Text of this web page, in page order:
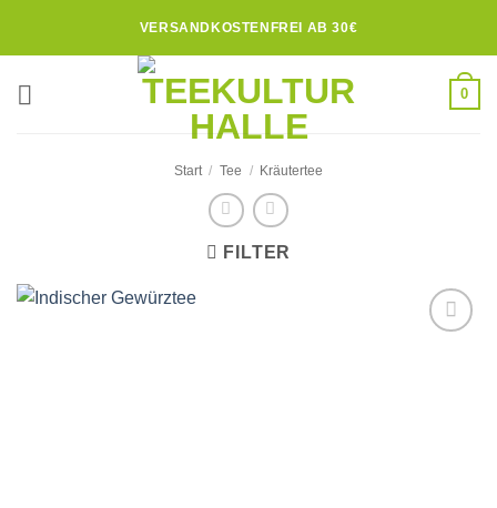
VERSANDKOSTENFREI AB 30€
0
Start / Tee / Kräutertee
FILTER